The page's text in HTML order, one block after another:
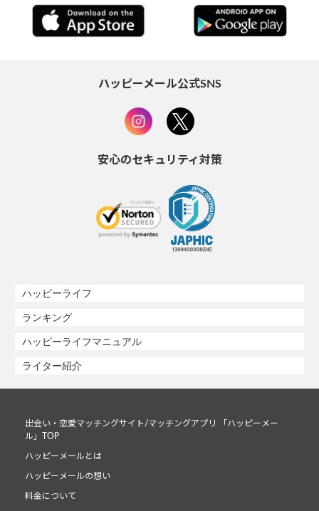
ハッピーメール公式SNS
安心のセキュリティ対策
ハッピーライフ
ランキング
ハッピーライフマニュアル
ライター紹介
出会い・恋愛マッチングサイト/マッチングアプリ 「ハッピーメー
ル」TOP
ハッピーメールとは
ハッピーメールの想い
料金について